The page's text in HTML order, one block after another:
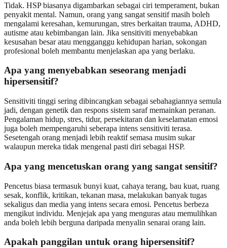
Tidak. HSP biasanya digambarkan sebagai ciri temperament, bukan
penyakit mental. Namun, orang yang sangat sensitif masih boleh
mengalami keresahan, kemurungan, stres berkaitan trauma, ADHD,
autisme atau kebimbangan lain. Jika sensitiviti menyebabkan
kesusahan besar atau mengganggu kehidupan harian, sokongan
profesional boleh membantu menjelaskan apa yang berlaku.
Apa yang menyebabkan seseorang menjadi
hipersensitif?
Sensitiviti tinggi sering dibincangkan sebagai sebahagiannya semula
jadi, dengan genetik dan respons sistem saraf memainkan peranan.
Pengalaman hidup, stres, tidur, persekitaran dan keselamatan emosi
juga boleh mempengaruhi seberapa intens sensitiviti terasa.
Sesetengah orang menjadi lebih reaktif semasa musim sukar
walaupun mereka tidak mengenal pasti diri sebagai HSP.
Apa yang mencetuskan orang yang sangat sensitif?
Pencetus biasa termasuk bunyi kuat, cahaya terang, bau kuat, ruang
sesak, konflik, kritikan, tekanan masa, melakukan banyak tugas
sekaligus dan media yang intens secara emosi. Pencetus berbeza
mengikut individu. Menjejak apa yang menguras atau memulihkan
anda boleh lebih berguna daripada menyalin senarai orang lain.
Apakah panggilan untuk orang hipersensitif?